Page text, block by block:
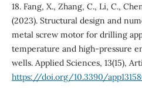
18. Fang, X., Zhang, C., Li, C.,
(2023). Structural design and
metal screw motor for drilling
temperature and high-pressure
wells. Applied Sciences, 13(15),
https://doi.org/10.3390/